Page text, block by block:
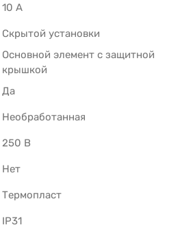
10 А
Скрытой установки
Основной элемент с защитной
крышкой
Да
Необработанная
250 В
Нет
Термопласт
IP31